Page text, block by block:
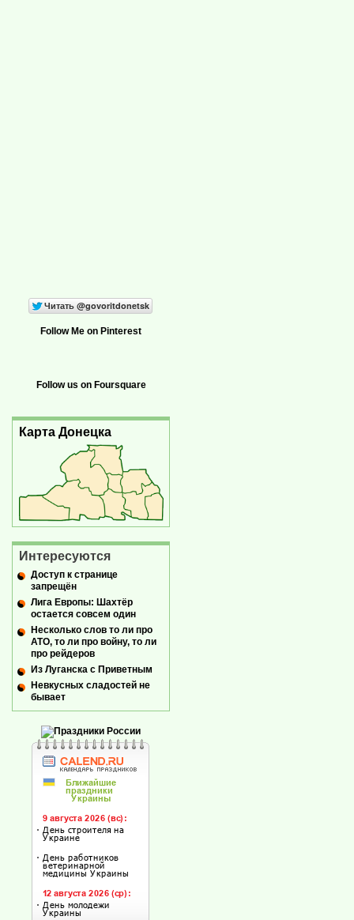
Follow Me on Pinterest
Follow us on Foursquare
Карта Донецка
Интересуются
Доступ к странице
запрещён
Лига Европы: Шахтёр
остается совсем один
Несколько слов то ли про
АТО, то ли про войну, то ли
про рейдеров
Из Луганска с Приветным
Невкусных сладостей не
бывает